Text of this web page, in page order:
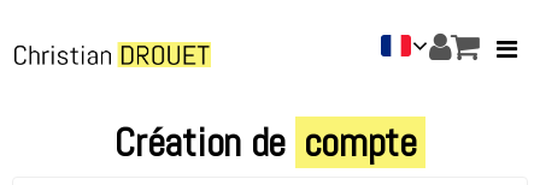
Création de compte